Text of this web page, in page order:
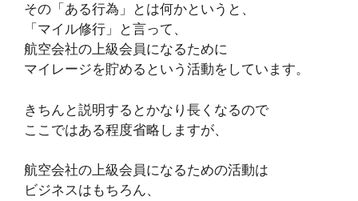
その「ある行為」とは何かというと、
「マイル修行」と言って、
航空会社の上級会員になるために
マイレージを貯めるという活動をしています。
きちんと説明するとかなり長くなるので
ここではある程度省略しますが、
航空会社の上級会員になるための活動は
ビジネスはもちろん、